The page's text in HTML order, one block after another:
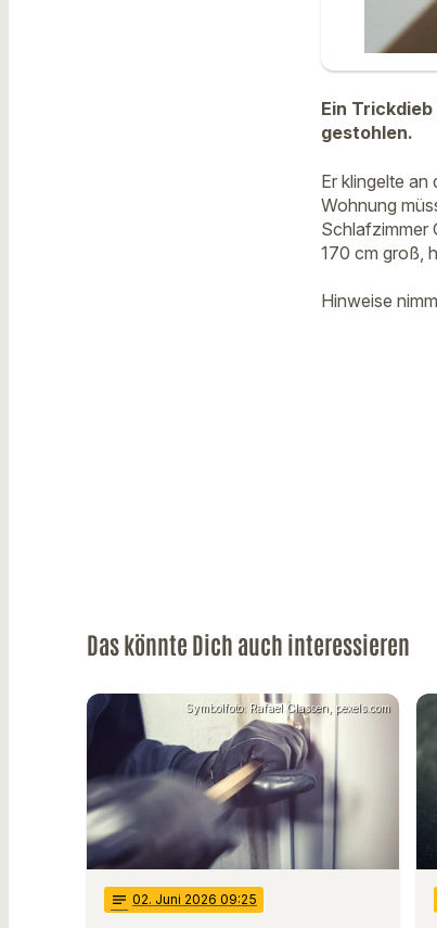
Ein
gestohlen.
Er klingelte
Wohnung
Schlafzimmer
170 cm groß,
Hinweise
Das könnte Dich auch interessieren
Symbolfoto: Rafael Classen, pexels.com
notes 02. Juni 2026 09:25